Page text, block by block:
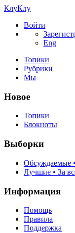
КлуКлу
Войти
Eng
Топики
Рубрики
Мы
Новое
Топики
Блокноты
Выборки
Обсуждаемые
Лучшие • За
Информация
Помощь
Правила
Поддержка